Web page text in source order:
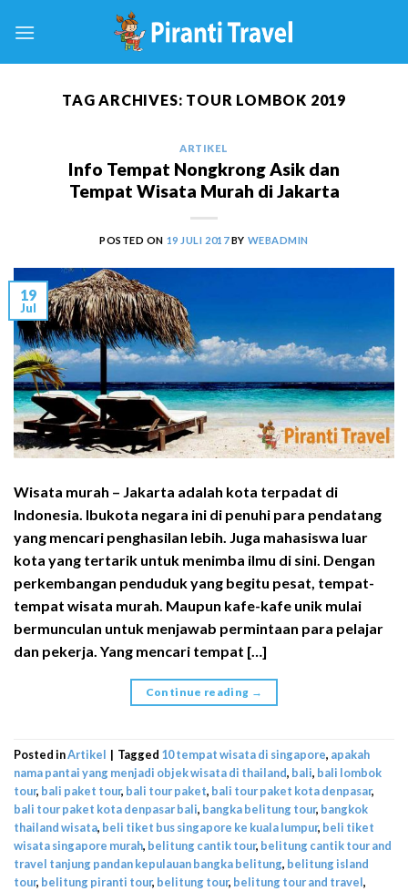
TAG ARCHIVES: TOUR LOMBOK 2019
ARTIKEL
Info Tempat Nongkrong Asik dan
Tempat Wisata Murah di Jakarta
POSTED ON 19 JULI 2017BY WEBADMIN
19
Jul
Wisata murah – Jakarta adalah kota terpadat di
Indonesia. Ibukota negara ini di penuhi para pendatang
yang mencari penghasilan lebih. Juga mahasiswa luar
kota yang tertarik untuk menimba ilmu di sini. Dengan
perkembangan penduduk yang begitu pesat, tempat-
tempat wisata murah. Maupun kafe-kafe unik mulai
bermunculan untuk menjawab permintaan para pelajar
dan pekerja. Yang mencari tempat […]
Continue reading →
Posted inArtikel | Tagged 10 tempat wisata di singapore, apakah
nama pantai yang menjadi objek wisata di thailand, bali, bali lombok
tour, bali paket tour, bali tour paket, bali tour paket kota denpasar,
bali tour paket kota denpasar bali, bangka belitung tour, bangkok
thailand wisata, beli tiket bus singapore ke kuala lumpur, beli tiket
wisata singapore murah, belitung cantik tour, belitung cantik tour and
travel tanjung pandan kepulauan bangka belitung, belitung island
tour, belitung piranti tour, belitung tour, belitung tour and travel,